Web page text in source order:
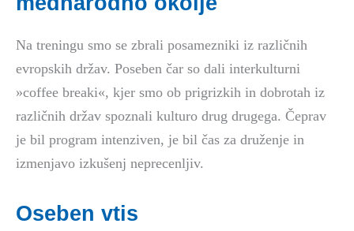
Na treningu smo se zbrali posamezniki iz različnih
evropskih držav. Poseben čar so dali interkulturni
»coffee breaki«, kjer smo ob prigrizkih in dobrotah iz
različnih držav spoznali kulturo drug drugega. Čeprav
je bil program intenziven, je bil čas za druženje in
izmenjavo izkušenj neprecenljiv.
Oseben vtis